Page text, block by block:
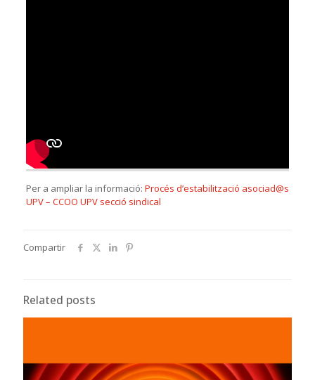
Per a ampliar la informació: Procés d’estabilització asociad@s
UPV – CCOO UPV secció sindical
Compartir
Related posts